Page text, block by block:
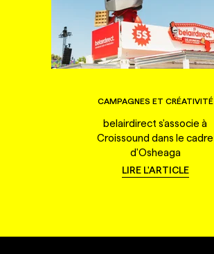
CAMPAGNES ET CRÉATIVITÉ
belairdirect s'associe à
Croissound dans le cadre
d'Osheaga
LIRE L'ARTICLE